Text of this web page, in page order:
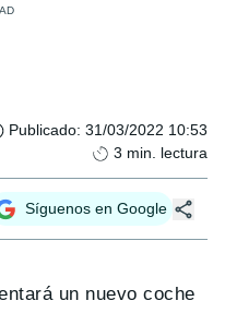
Publicado: 31/03/2022 10:53
3 min. lectura
Síguenos en Google
un nuevo coche